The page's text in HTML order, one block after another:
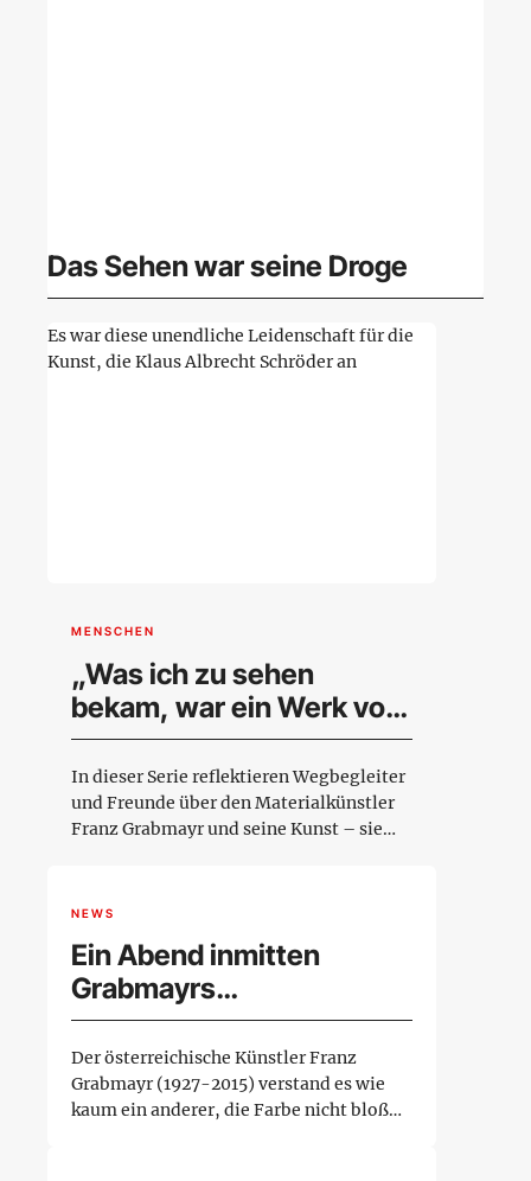
Das Sehen war seine Droge
Es war diese unendliche Leidenschaft für die
Kunst, die Klaus Albrecht Schröder an
MENSCHEN
„Was ich zu sehen
bekam, war ein Werk von
Weltniveau!“
In dieser Serie reflektieren Wegbegleiter
und Freunde über den Materialkünstler
Franz Grabmayr und seine Kunst – sie
NEWS
Ein Abend inmitten
Grabmayrs
Materialschlachten
Der österreichische Künstler Franz
Grabmayr (1927-2015) verstand es wie
kaum ein anderer, die Farbe nicht bloß